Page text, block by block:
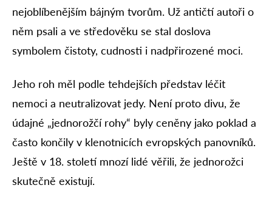
nejoblíbenějším bájným tvorům. Už antičtí autoři o
něm psali a ve středověku se stal doslova
symbolem čistoty, cudnosti i nadpřirozené moci.
Jeho roh měl podle tehdejších představ léčit
nemoci a neutralizovat jedy. Není proto divu, že
údajné „jednorožčí rohy“ byly ceněny jako poklad a
často končily v klenotnicích evropských panovníků.
Ještě v 18. století mnozí lidé věřili, že jednorožci
skutečně existují.